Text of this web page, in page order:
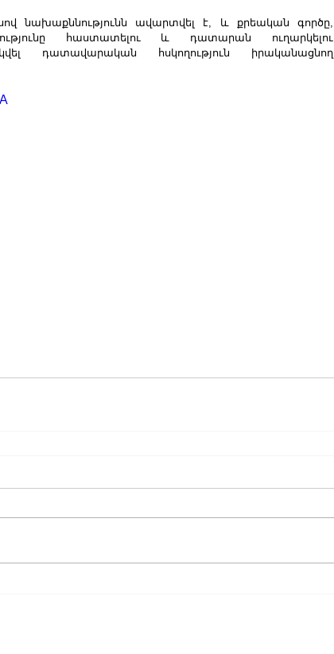
նախաքննությունն ավարտվել է, և քրեական գործը,
հաստատելու և դատարան ուղարկելու
դատավարական հսկողություն իրականացնող